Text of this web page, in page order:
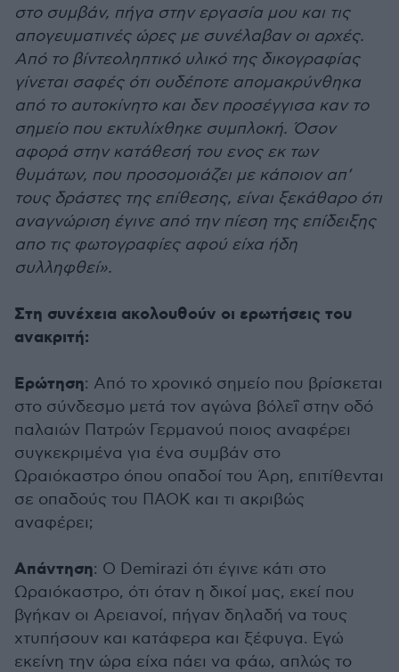
στο συμβάν, πήγα στην εργασία μου και τις
απογευματινές ώρες με συνέλαβαν οι αρχές.
Από το βίντεοληπτικό υλικό της δικογραφίας
γίνεται σαφές ότι ουδέποτε απομακρύνθηκα
από το αυτοκίνητο και δεν προσέγγισα καν το
σημείο που εκτυλίχθηκε συμπλοκή. Όσον
αφορά στην κατάθεσή του ενος εκ των
θυμάτων, που προσομοιάζει με κάποιον απ’
τους δράστες της επίθεσης, είναι ξεκάθαρο ότι
αναγνώριση έγινε από την πίεση της επίδειξης
απο τις φωτογραφίες αφού είχα ήδη
συλληφθεί».
Στη συνέχεια ακολουθούν οι ερωτήσεις του
ανακριτή:
Ερώτηση: Από το χρονικό σημείο που βρίσκεται
στο σύνδεσμο μετά τον αγώνα βόλεΐ στην οδό
παλαιών Πατρών Γερμανού ποιος αναφέρει
συγκεκριμένα για ένα συμβάν στο
Ωραιόκαστρο όπου οπαδοί του Άρη, επιτίθενται
σε οπαδούς του ΠΑΟΚ και τι ακριβώς
αναφέρει;
Απάντηση: Ο Demirazi ότι έγινε κάτι στο
Ωραιόκαστρο, ότι όταν η δικοί μας, εκεί που
βγήκαν οι Αρειανοί, πήγαν δηλαδή να τους
χτυπήσουν και κατάφερα και ξέφυγα. Εγώ
εκείνη την ώρα είχα πάει να φάω, απλώς το